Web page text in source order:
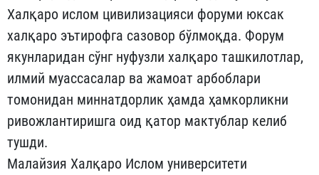
Халқаро ислом цивилизацияси форуми юксак
халқаро эътирофга сазовор бўлмоқда. Форум
якунларидан сўнг нуфузли халқаро ташкилотлар,
илмий муассасалар ва жамоат арбоблари
томонидан миннатдорлик ҳамда ҳамкорликни
ривожлантиришга оид қатор мактублар келиб
тушди.
Малайзия Халқаро Ислом университети